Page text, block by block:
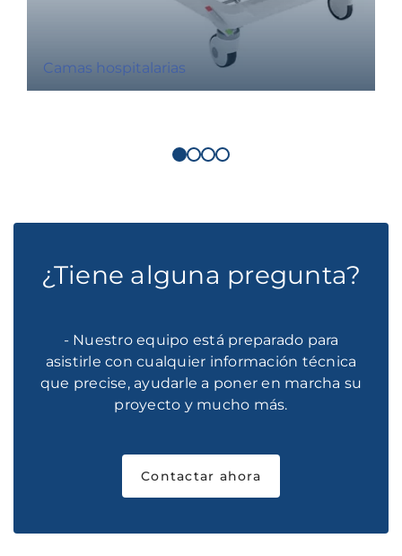
Camas hospitalarias
¿Tiene alguna pregunta?
- Nuestro equipo está preparado para
asistirle con cualquier información técnica
que precise, ayudarle a poner en marcha su
proyecto y mucho más.
Contactar ahora